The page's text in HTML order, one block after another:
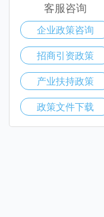
客服咨询
企业政策咨询
招商引资政策
产业扶持政策
政策文件下载